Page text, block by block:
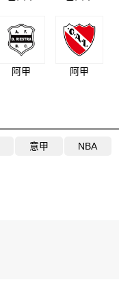
阿甲 阿甲
意甲 NBA